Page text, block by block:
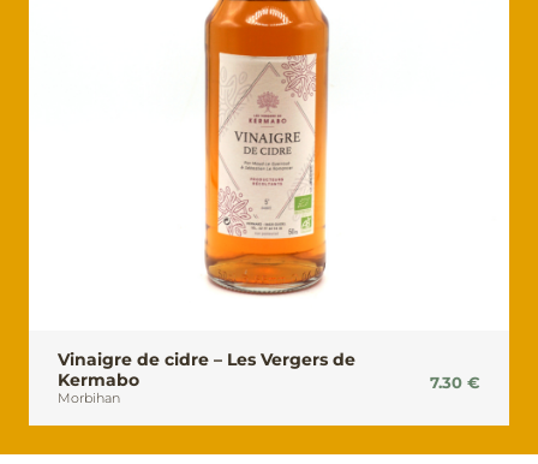
Vinaigre de cidre – Les Vergers de
Kermabo
Morbihan
7.30 €